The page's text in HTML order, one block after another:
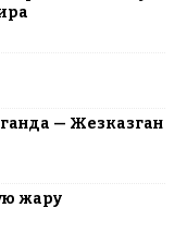
— Жезказган
жару